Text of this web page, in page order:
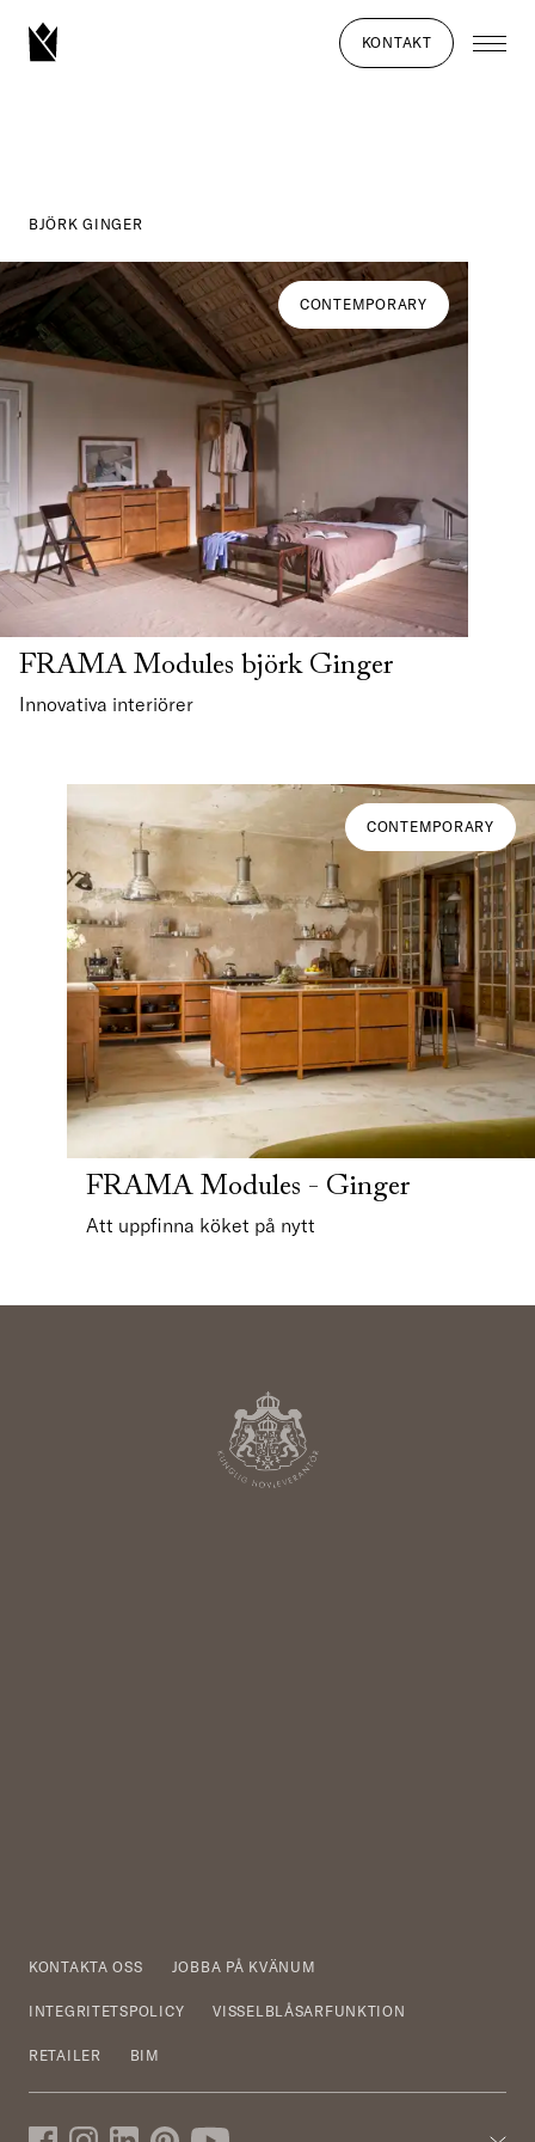
KONTAKT
BJÖRK GINGER
CONTEMPORARY
FRAMA Modules björk Ginger
Innovativa interiörer
CONTEMPORARY
FRAMA Modules - Ginger
Att uppfinna köket på nytt
KONTAKTA OSS JOBBA PÅ KVÄNUM
INTEGRITETSPOLICY VISSELBLÅSARFUNKTION
RETAILER BIM